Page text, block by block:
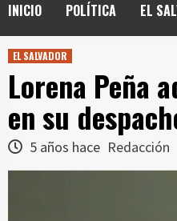
INICIO POLÍTICA EL
EL SALVADOR
Lorena Peña
en su
5 años hace Redacción